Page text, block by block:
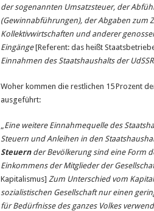
der sogenannten Umsatzsteuer, der
(Gewinnabführungen), der Abgaben zum
Kollektivwirtschaften und anderer
Eingänge[Referent: das heißt
Einnahmen des Staatshaushalts der
Woher kommen die restlichen 15 Prozent
ausgeführt:
Eine weitere Einnahmequelle des
Steuern und Anleihen in den
Steuernder Bevölkerung sind eine Form
Einkommens der Mitglieder der
Kapitalismus] Zum Unterschied vom
sozialistischen Gesellschaft nur einen
für Bedürfnisse des ganzes Volkes